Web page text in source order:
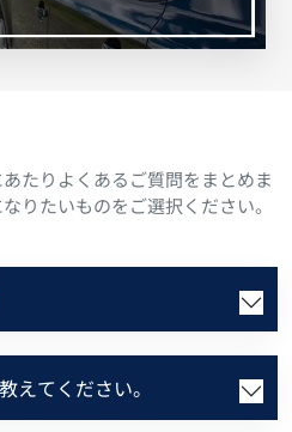
たりよくあるご質問をまとめま
りたいものをご選択ください。
えてください。